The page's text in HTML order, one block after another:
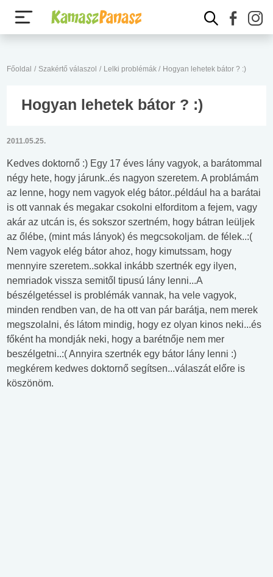
Főoldal / Szakértő válaszol / Lelki problémák / Hogyan lehetek bátor ? :)
Hogyan lehetek bátor ? :)
2011.05.25.
Kedves doktornő :) Egy 17 éves lány vagyok, a barátommal
négy hete, hogy járunk..és nagyon szeretem. A problámám
az lenne, hogy nem vagyok elég bátor..például ha a barátai
is ott vannak és megakar csokolni elforditom a fejem, vagy
akár az utcán is, és sokszor szertném, hogy bátran leüljek
az őlébe, (mint más lányok) és megcsokoljam. de félek..:(
Nem vagyok elég bátor ahoz, hogy kimutssam, hogy
mennyire szeretem..sokkal inkább szertnék egy ilyen,
nemriadok vissza semitől tipusú lány lenni...A
bészélgetéssel is problémák vannak, ha vele vagyok,
minden rendben van, de ha ott van pár barátja, nem merek
megszolalni, és látom mindig, hogy ez olyan kinos neki...és
főként ha mondják neki, hogy a barétnője nem mer
beszélgetni..:( Annyira szertnék egy bátor lány lenni :)
megkérem kedwes doktornő segítsen...válaszát előre is
köszönöm.